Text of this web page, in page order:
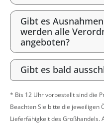
Gibt es
werden alle
angeboten?
Gibt es bald
* Bis 12 Uhr vorbestellt sind die
Beachten Sie bitte die jeweiligen
Lieferfähigkeit des Großhandels.